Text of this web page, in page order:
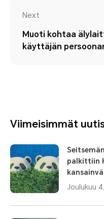
Next
Muoti kohtaa
käyttäjän
Viimeisimmät
palkittiin
Joulukuu